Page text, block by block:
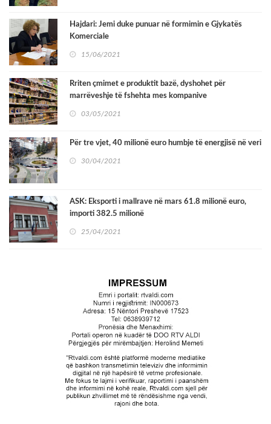
Hajdari: Jemi duke punuar në formimin e Gjykatës
Komerciale
15/06/2021
Rriten çmimet e produktit bazë, dyshohet për
marrëveshje të fshehta mes kompanive
03/05/2021
Për tre vjet, 40 milionë euro humbje të energjisë në veri
30/04/2021
ASK: Eksporti i mallrave në mars 61.8 milionë euro,
importi 382.5 milionë
25/04/2021